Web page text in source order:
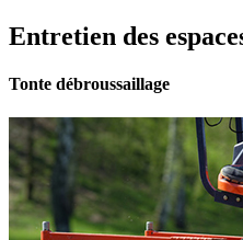
Entretien des
Tonte débroussaillage